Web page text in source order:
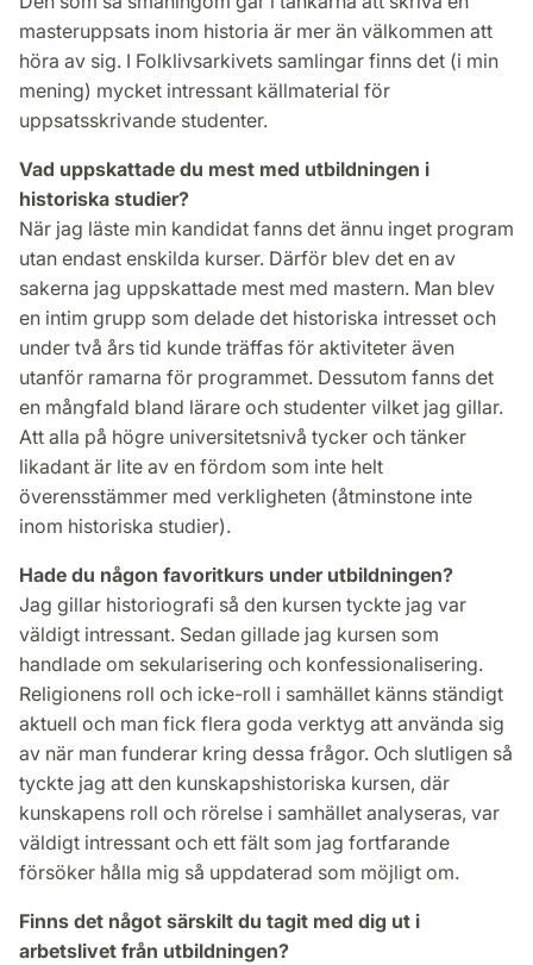
masteruppsats inom historia är mer än välkommen att
höra av sig. I Folklivsarkivets samlingar finns det (i min
mening) mycket intressant källmaterial för
uppsatsskrivande studenter.
Vad uppskattade du mest med utbildningen i
historiska studier?
När jag läste min kandidat fanns det ännu inget program
utan endast enskilda kurser. Därför blev det en av
sakerna jag uppskattade mest med mastern. Man blev
en intim grupp som delade det historiska intresset och
under två års tid kunde träffas för aktiviteter även
utanför ramarna för programmet. Dessutom fanns det
en mångfald bland lärare och studenter vilket jag gillar.
Att alla på högre universitetsnivå tycker och tänker
likadant är lite av en fördom som inte helt
överensstämmer med verkligheten (åtminstone inte
inom historiska studier).
Hade du någon favoritkurs under utbildningen?
Jag gillar historiografi så den kursen tyckte jag var
väldigt intressant. Sedan gillade jag kursen som
handlade om sekularisering och konfessionalisering.
Religionens roll och icke-roll i samhället känns ständigt
aktuell och man fick flera goda verktyg att använda sig
av när man funderar kring dessa frågor. Och slutligen så
tyckte jag att den kunskapshistoriska kursen, där
kunskapens roll och rörelse i samhället analyseras, var
väldigt intressant och ett fält som jag fortfarande
försöker hålla mig så uppdaterad som möjligt om.
Finns det något särskilt du tagit med dig ut i
arbetslivet från utbildningen?